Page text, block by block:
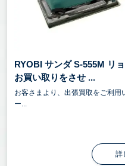
RYOBI サンダ S-555M リ
お買い取りをさせ ...
お客さまより、出張買取をご利用
ー...
詳